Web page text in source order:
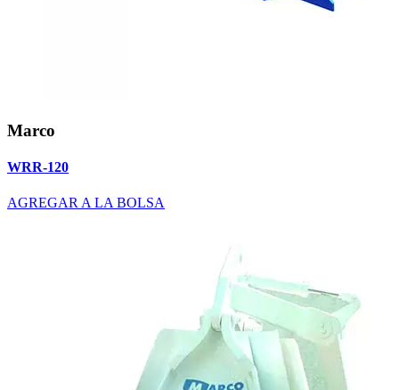
Marco
WRR-120
AGREGAR A LA BOLSA